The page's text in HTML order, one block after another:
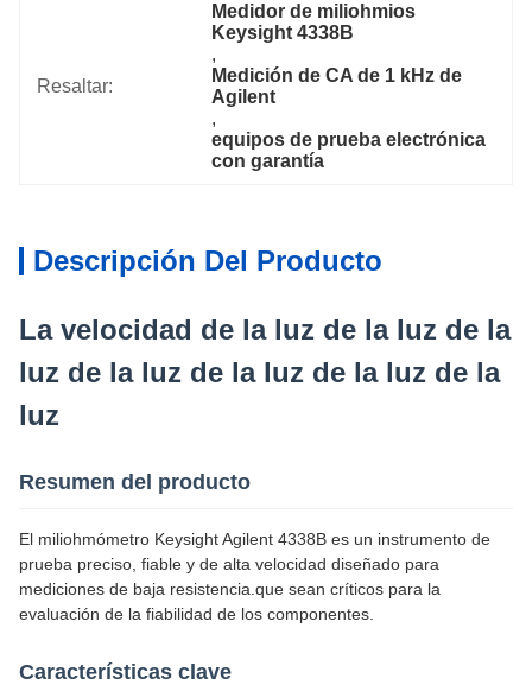
Resaltar:
Medidor de miliohmios
Keysight 4338B
,
Medición de CA de 1 kHz de
Agilent
,
equipos de prueba electrónica
con garantía
Descripción Del Producto
La velocidad de la luz de la luz de la
luz de la luz de la luz de la luz de la
luz
Resumen del producto
El miliohmómetro Keysight Agilent 4338B es un instrumento de
prueba preciso, fiable y de alta velocidad diseñado para
mediciones de baja resistencia.que sean críticos para la
evaluación de la fiabilidad de los componentes.
Características clave